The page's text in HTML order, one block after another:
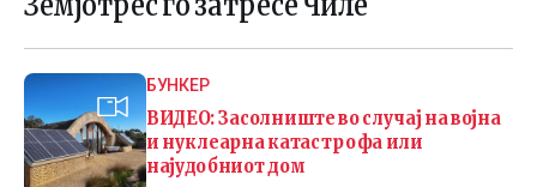
БУНКЕР
ВИДЕО: Засолниште во случај на војна
и нуклеарна катастрофа или
најудобниот дом